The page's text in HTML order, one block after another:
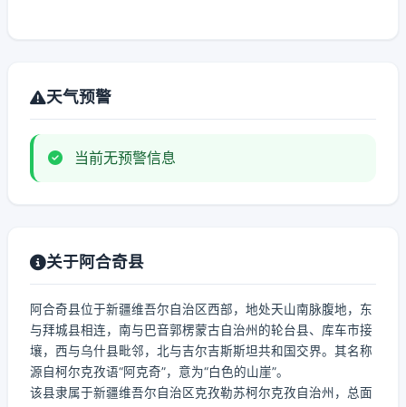
天气预警
当前无预警信息
关于阿合奇县
阿合奇县位于新疆维吾尔自治区西部，地处天山南脉腹地，东
与拜城县相连，南与巴音郭楞蒙古自治州的轮台县、库车市接
壤，西与乌什县毗邻，北与吉尔吉斯斯坦共和国交界。其名称
源自柯尔克孜语“阿克奇”，意为“白色的山崖”。
该县隶属于新疆维吾尔自治区克孜勒苏柯尔克孜自治州，总面